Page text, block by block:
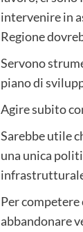
intervenire in
Regione
Servono
piano di
Agire subito
Sarebbe utile
una unica
Per
abbandonare